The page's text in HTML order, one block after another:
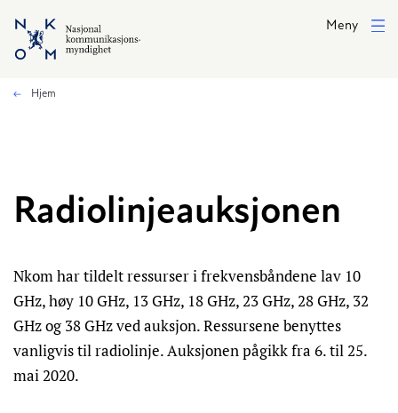
Hopp til hovedinnhold
Meny
Hjem
Radiolinjeauksjonen
Nkom har tildelt ressurser i frekvensbåndene lav 10
GHz, høy 10 GHz, 13 GHz, 18 GHz, 23 GHz, 28 GHz, 32
GHz og 38 GHz ved auksjon. Ressursene benyttes
vanligvis til radiolinje. Auksjonen pågikk fra 6. til 25.
mai 2020.